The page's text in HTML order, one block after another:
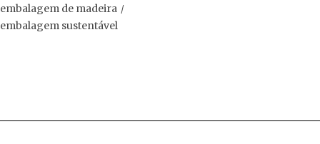
embalagem de madeira
embalagem sustentável